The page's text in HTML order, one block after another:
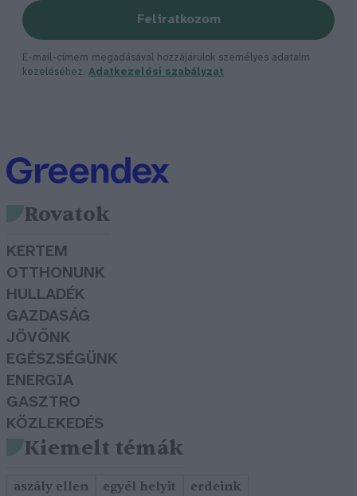
Feliratkozom
E-mail-címem megadásával hozzájárulok személyes adataim
kezeléséhez. Adatkezelési szabályzat
Rovatok
KERTEM
OTTHONUNK
HULLADÉK
GAZDASÁG
JÖVŐNK
EGÉSZSÉGÜNK
ENERGIA
GASZTRO
KÖZLEKEDÉS
Kiemelt témák
aszály ellen egyél helyit erdeink